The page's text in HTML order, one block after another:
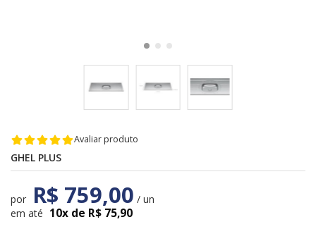
Avaliar produto
GHEL PLUS
por R$ 759,00 / un
em até 10x de R$ 75,90